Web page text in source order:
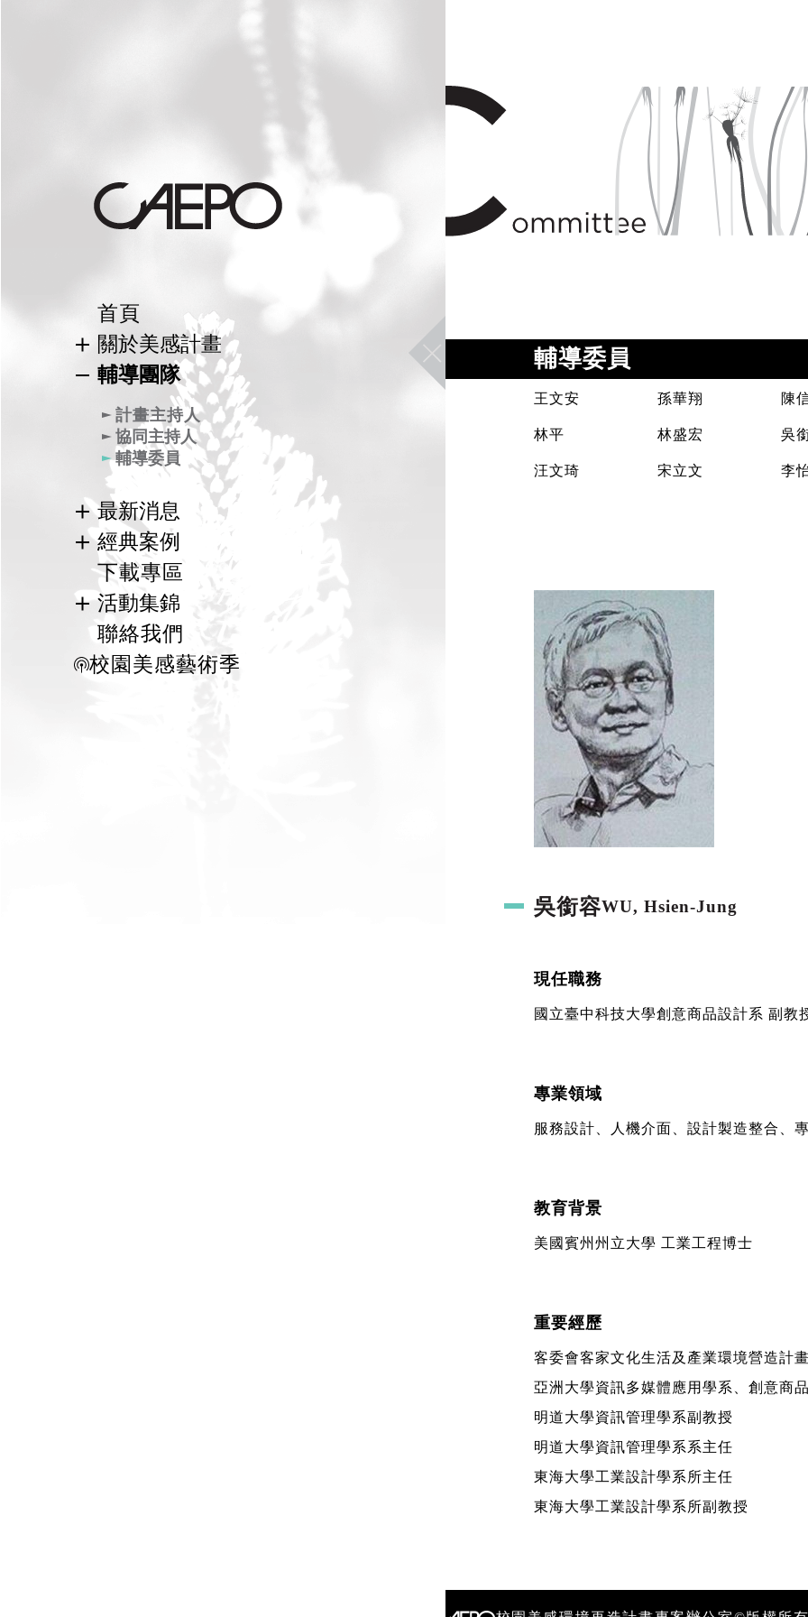
首頁
關於美感計畫
美感教育
校園美感環境再造計畫
關於專案辦公室
輔導團隊
計畫主持人
協同主持人
王曉玲
輔導委員
王文安 孫華翔 陳信甫
郭瓊瑩 黃舒楣
廖雲章 謝統勝
林平
洪明正
曾啟雄 黃明威
最新消息
本計畫相關活動訊息
教育部推動美感教育相關子計畫網站
美感教育研究中心
經典案例
國際案例
國內案例
113年度
112年度
下載專區
活動集錦
113年度
112年度
111年度
聯絡我們
校園美感藝術季
輔導委員
王文安 孫華翔 陳
林平 林盛宏 吳
汪文琦 宋立文 李
吳銜容WU, Hsien-Jung
現任職務
國立臺中科技大學創意商品設計系 副教
專業領域
服務設計、人機介面、設計製造整合、
教育背景
美國賓州州立大學 工業工程博士
重要經歷
客委會客家文化生活及產業環境營造計
亞洲大學資訊多媒體應用學系、創意商
明道大學資訊管理學系副教授
明道大學資訊管理學系系主任
東海大學工業設計學系所主任
東海大學工業設計學系所副教授